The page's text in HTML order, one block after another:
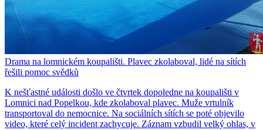
Drama na lomnickém koupališti. Plavec zkolaboval, lidé na sítích
řešili pomoc svědků
K nešťastné události došlo ve čtvrtek dopoledne na koupališti v
Lomnici nad Popelkou, kde zkolaboval plavec. Muže vrtulník
transportoval do nemocnice. Na sociálních sítích se poté objevilo
video, které celý incident zachycuje. Záznam vzbudil velký ohlas, v